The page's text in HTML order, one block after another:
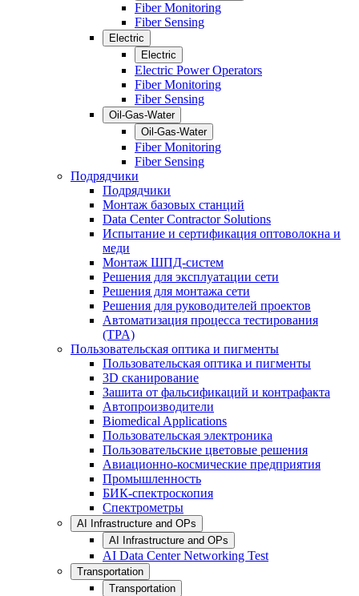
Fiber Monitoring
Fiber Sensing
Electric
Electric
Electric Power Operators
Fiber Monitoring
Fiber Sensing
Oil-Gas-Water
Oil-Gas-Water
Fiber Monitoring
Fiber Sensing
Подрядчики
Подрядчики
Монтаж базовых станций
Data Center Contractor Solutions
Испытание и сертификация оптоволокна и
меди
Монтаж ШПД-систем
Решения для эксплуатации сети
Решения для монтажа сети
Решения для руководителей проектов
Автоматизация процесса тестирования
(TPA)
Пользовательская оптика и пигменты
Пользовательская оптика и пигменты
3D сканирование
Зашита от фальсификаций и контрафакта
Автопроизводители
Biomedical Applications
Пользовательская электроника
Пользовательские цветовые решения
Авиационно-космические предприятия
Промышленность
БИК-спектроскопия
Спектрометры
AI Infrastructure and OPs
AI Infrastructure and OPs
AI Data Center Networking Test
Transportation
Transportation